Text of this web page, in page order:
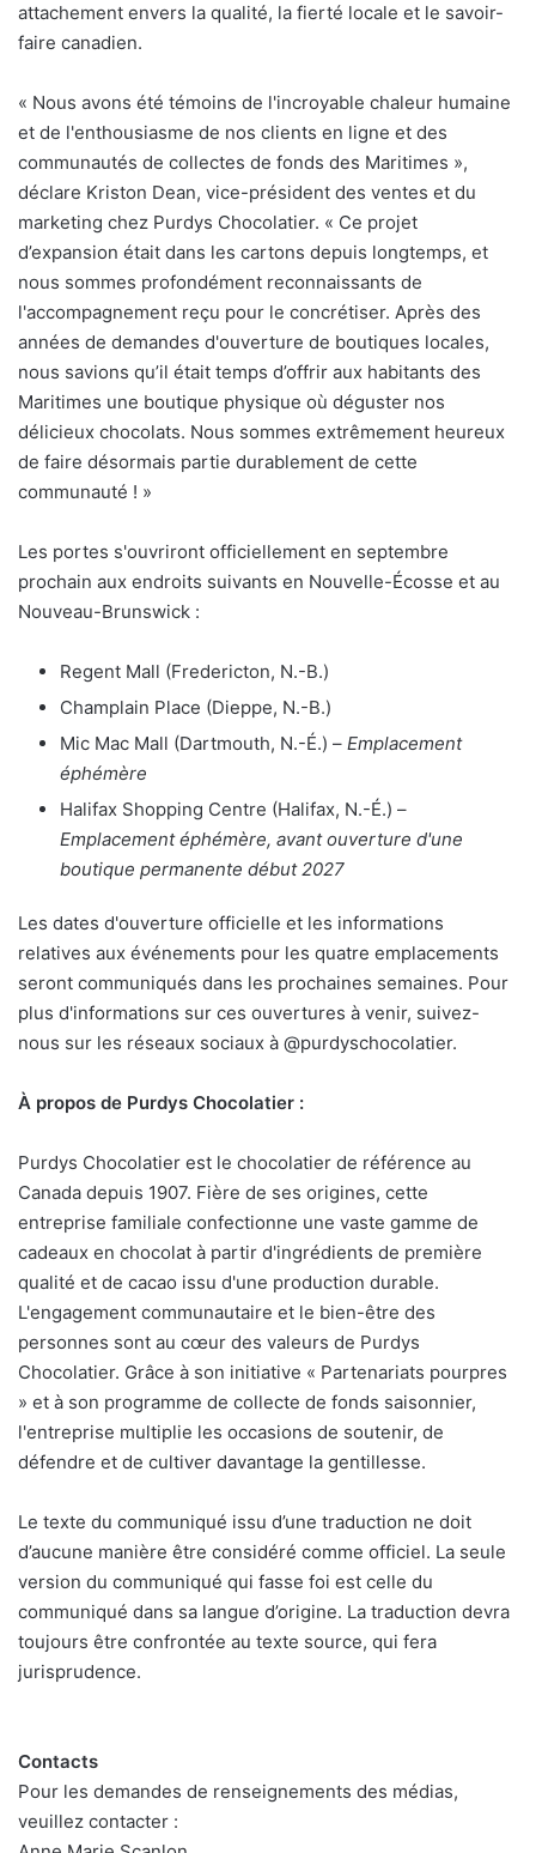
attachement envers la qualité, la fierté locale et le savoir-
faire canadien.
« Nous avons été témoins de l'incroyable chaleur humaine
et de l'enthousiasme de nos clients en ligne et des
communautés de collectes de fonds des Maritimes »,
déclare Kriston Dean, vice-président des ventes et du
marketing chez Purdys Chocolatier. « Ce projet
d’expansion était dans les cartons depuis longtemps, et
nous sommes profondément reconnaissants de
l'accompagnement reçu pour le concrétiser. Après des
années de demandes d'ouverture de boutiques locales,
nous savions qu’il était temps d’offrir aux habitants des
Maritimes une boutique physique où déguster nos
délicieux chocolats. Nous sommes extrêmement heureux
de faire désormais partie durablement de cette
communauté ! »
Les portes s'ouvriront officiellement en septembre
prochain aux endroits suivants en Nouvelle-Écosse et au
Nouveau-Brunswick :
Regent Mall (Fredericton, N.-B.)
Champlain Place (Dieppe, N.-B.)
Mic Mac Mall (Dartmouth, N.-É.) – Emplacement
éphémère
Halifax Shopping Centre (Halifax, N.-É.) –
Emplacement éphémère, avant ouverture d'une
boutique permanente début 2027
Les dates d'ouverture officielle et les informations
relatives aux événements pour les quatre emplacements
seront communiqués dans les prochaines semaines. Pour
plus d'informations sur ces ouvertures à venir, suivez-
nous sur les réseaux sociaux à @purdyschocolatier.
À propos de Purdys Chocolatier :
Purdys Chocolatier est le chocolatier de référence au
Canada depuis 1907. Fière de ses origines, cette
entreprise familiale confectionne une vaste gamme de
cadeaux en chocolat à partir d'ingrédients de première
qualité et de cacao issu d'une production durable.
L'engagement communautaire et le bien-être des
personnes sont au cœur des valeurs de Purdys
Chocolatier. Grâce à son initiative « Partenariats pourpres
» et à son programme de collecte de fonds saisonnier,
l'entreprise multiplie les occasions de soutenir, de
défendre et de cultiver davantage la gentillesse.
Le texte du communiqué issu d’une traduction ne doit
d’aucune manière être considéré comme officiel. La seule
version du communiqué qui fasse foi est celle du
communiqué dans sa langue d’origine. La traduction devra
toujours être confrontée au texte source, qui fera
jurisprudence.
Contacts
Pour les demandes de renseignements des médias,
veuillez contacter :